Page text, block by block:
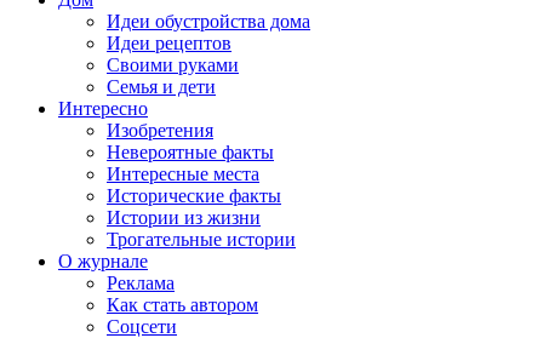
Идеи обустройства дома
Идеи рецептов
Своими руками
Семья и дети
Интересно
Изобретения
Невероятные факты
Интересные места
Исторические факты
Истории из жизни
Трогательные истории
О журнале
Реклама
Как стать автором
Соцсети